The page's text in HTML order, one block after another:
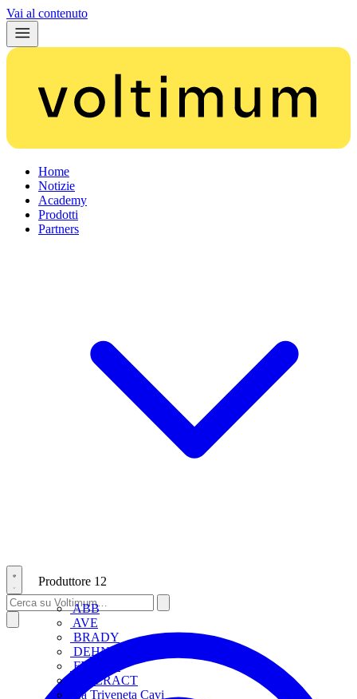
Vai al contenuto
Home
Notizie
Academy
Prodotti
Partners
Produttore 12
ABB
AVE
BRADY
DEHN
FINDER
INTERACT
La Triveneta Cavi